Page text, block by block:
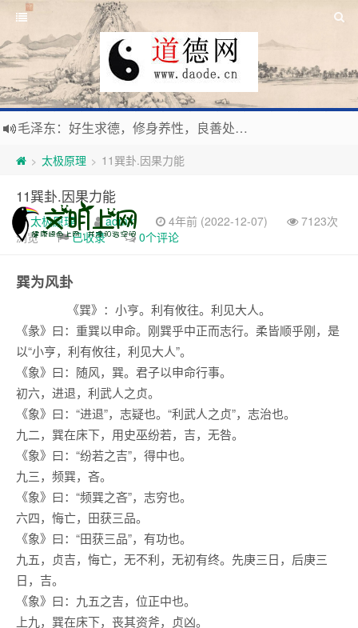
毛泽东：好生求德，修身养性，良善处世，信仰天人合一之大道。
> 太极原理 > 11巽卦.因果力能
11巽卦.因果力能
太极原理 admin 4年前 (2022-12-07)
7123次
浏览
已收录 0个评论
巽为风卦
《巽》：小亨。利有攸往。利见大人。
《彖》曰：重巽以申命。刚巽乎中正而志行。柔皆顺乎刚，是
以“小亨，利有攸往，利见大人”。
《象》曰：随风，巽。君子以申命行事。
初六，进退，利武人之贞。
《象》曰：“进退”，志疑也。“利武人之贞”，志治也。
九二，巽在床下，用史巫纷若，吉，无咎。
《象》曰：“纷若之吉”，得中也。
九三，频巽，吝。
《象》曰：“频巽之吝”，志穷也。
六四，悔亡，田获三品。
《象》曰：“田获三品”，有功也。
九五，贞吉，悔亡，无不利，无初有终。先庚三日，后庚三
日，吉。
《象》曰：九五之吉，位正中也。
上九，巽在床下，丧其资斧，贞凶。